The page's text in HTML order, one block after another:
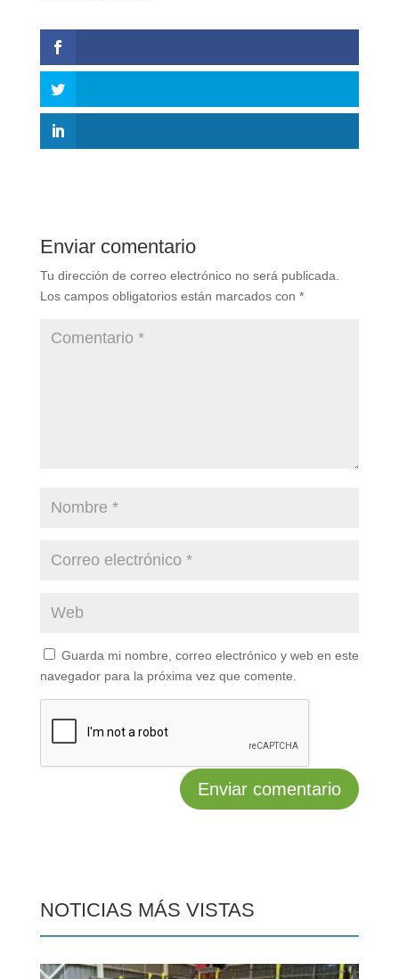
Enviar comentario
Tu dirección de correo electrónico no será publicada.
Los campos obligatorios están marcados con *
Guarda mi nombre, correo electrónico y web en este
navegador para la próxima vez que comente.
NOTICIAS MÁS VISTAS